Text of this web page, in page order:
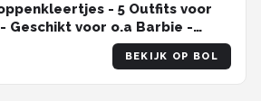
- 5 Outfits voor
Geschikt voor o.a Barbie -
BEKIJK OP BOL